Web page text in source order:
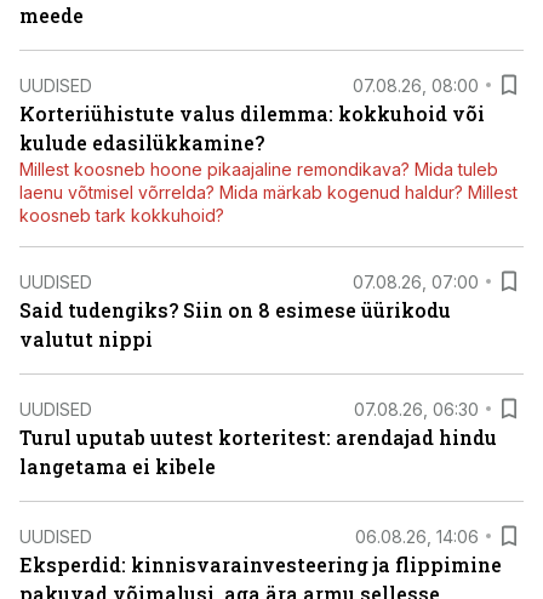
meede
UUDISED 07.08.26, 08:00
Korteriühistute valus dilemma: kokkuhoid või
kulude edasilükkamine?
Millest koosneb hoone pikaajaline remondikava? Mida tuleb
laenu võtmisel võrrelda? Mida märkab kogenud haldur? Millest
koosneb tark kokkuhoid?
UUDISED 07.08.26, 07:00
Said tudengiks? Siin on 8 esimese üürikodu
valutut nippi
UUDISED 07.08.26, 06:30
Turul uputab uutest korteritest: arendajad hindu
langetama ei kibele
UUDISED 06.08.26, 14:06
Eksperdid: kinnisvarainvesteering ja flippimine
pakuvad võimalusi, aga ära armu sellesse